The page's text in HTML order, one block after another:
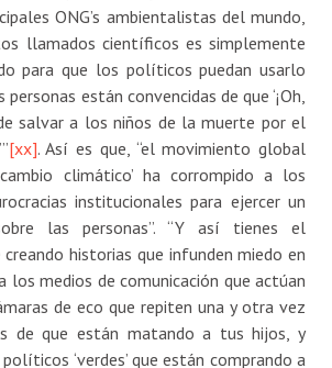
ONG’s ambientalistas del mundo,
llamados científicos es simplemente
para que los políticos puedan usarlo
están convencidas de que ‘¡Oh,
salvar a los niños de la muerte por el
[xx]. Así es que, “el movimiento global
climático’ ha corrompido a los
institucionales para ejercer un
las personas”. “Y así tienes el
historias que infunden miedo en
los medios de comunicación que actúan
de eco que repiten una y otra vez
de que están matando a tus hijos, y
‘verdes’ que están comprando a